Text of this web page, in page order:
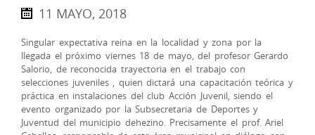
11 MAYO, 2018
Singular expectativa reina en la localidad y zona por la
llegada el próximo viernes 18 de mayo, del profesor Gerardo
Salorio, de reconocida trayectoria en el trabajo con
selecciones juveniles , quien dictará una capacitación teórica y
práctica en instalaciones del club Acción Juvenil, siendo el
evento organizado por la Subsecretaria de Deportes y
Juventud del municipio dehezino. Precisamente el prof. Ariel